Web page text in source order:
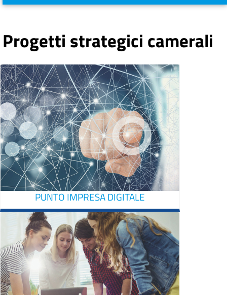
Progetti strategici camerali
PUNTO IMPRESA DIGITALE